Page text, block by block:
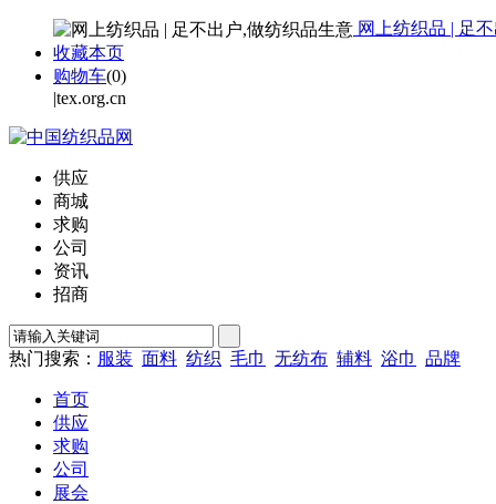
网上纺织品 | 足
收藏本页
购物车(0)
|tex.org.cn
供应
商城
求购
公司
资讯
招商
热门搜索： 服装 面料 纺织 毛巾 无纺布 辅料 浴巾 品牌
首页
供应
求购
公司
展会